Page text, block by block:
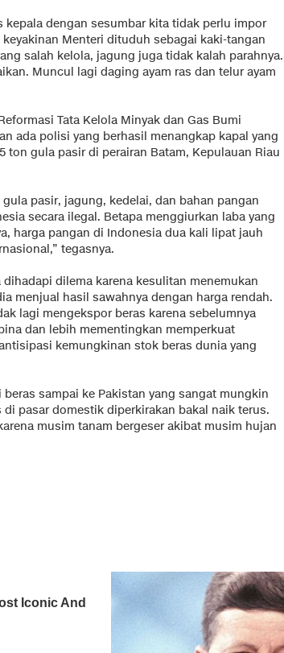
kepala dengan sesumbar kita tidak perlu impor
Menteri dituduh sebagai kaki-tangan
salah kelola, jagung juga tidak kalah parahnya.
Muncul lagi daging ayam ras dan telur ayam
Tata Kelola Minyak dan Gas Bumi
ada polisi yang berhasil menangkap kapal yang
ton gula pasir di perairan Batam, Kepulauan Riau
pasir, jagung, kedelai, dan bahan pangan
secara ilegal. Betapa menggiurkan laba yang
harga pangan di Indonesia dua kali lipat jauh
tegasnya.
dilema karena kesulitan menemukan
menjual hasil sawahnya dengan harga rendah.
lagi mengekspor beras karena sebelumnya
dan lebih mementingkan memperkuat
kemungkinan stok beras dunia yang
sampai ke Pakistan yang sangat mungkin
di pasar domestik diperkirakan bakal naik terus.
musim tanam bergeser akibat musim hujan